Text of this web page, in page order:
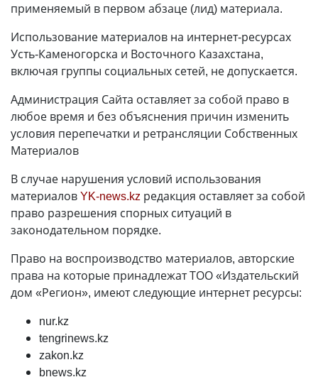
применяемый в первом абзаце (лид) материала.
Использование материалов на интернет-ресурсах
Усть-Каменогорска и Восточного Казахстана,
включая группы социальных сетей, не допускается.
Администрация Сайта оставляет за собой право в
любое время и без объяснения причин изменить
условия перепечатки и ретрансляции Собственных
Материалов
В случае нарушения условий использования
материаловYK-news.kz редакция оставляет за собой
право разрешения спорных ситуаций в
законодательном порядке.
Право на воспроизводство материалов, авторские
права на которые принадлежат ТОО «Издательский
дом «Регион», имеют следующие интернет ресурсы:
nur.kz
tengrinews.kz
zakon.kz
bnews.kz